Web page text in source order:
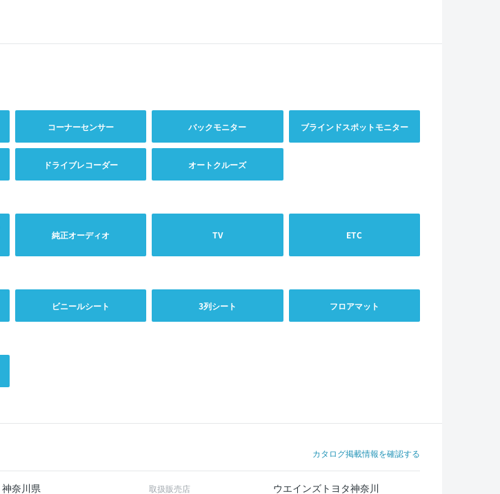
コーナーセンサー バックモニター ブラインドスポットモニター
ドライブレコーダー オートクルーズ
純正オーディオ TV ETC
ビニールシート 3列シート フロアマット
カタログ掲載情報を確認する
神奈川県 取扱販売店 ウエインズトヨタ神奈川